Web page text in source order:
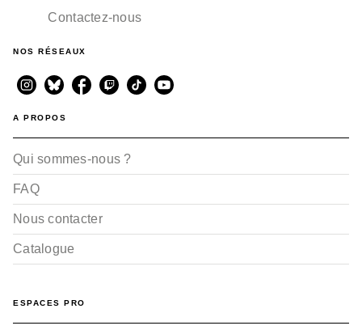
Contactez-nous
NOS RÉSEAUX
A PROPOS
Qui sommes-nous ?
FAQ
Nous contacter
Catalogue
ESPACES PRO